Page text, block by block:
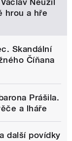
Neužil
hrou a hře
Skandální
Číňana
Prášila.
a lháře
další povídky